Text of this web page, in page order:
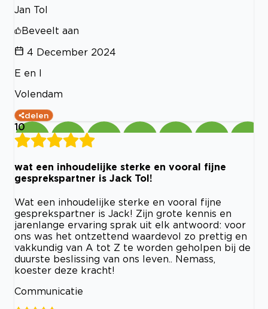
Jan Tol
Beveelt aan
4 December 2024
E en I
Volendam
delen
10
wat een inhoudelijke sterke en vooral fijne
gesprekspartner is Jack Tol!
Wat een inhoudelijke sterke en vooral fijne
gesprekspartner is Jack! Zijn grote kennis en
jarenlange ervaring sprak uit elk antwoord: voor
ons was het ontzettend waardevol zo prettig en
vakkundig van A tot Z te worden geholpen bij de
duurste beslissing van ons leven.. Nemass,
koester deze kracht!
Communicatie